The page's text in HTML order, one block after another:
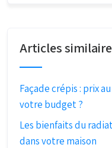
Articles
Façade crépis : prix
votre budget ?
Les bienfaits du
dans votre maison